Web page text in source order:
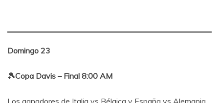
Domingo 23
🎾Copa Davis – Final 8:00 AM